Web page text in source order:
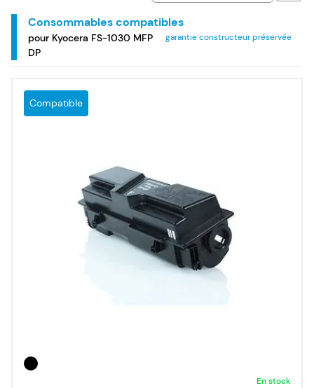
Consommables compatibles
garantie constructeur préservée
pour Kyocera FS-1030 MFP
DP
Compatible
En stock